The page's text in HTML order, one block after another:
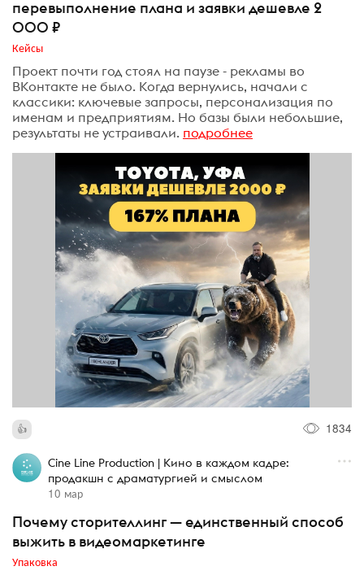
перевыполнение плана и заявки дешевле 2
000 ₽
Кейсы
Проект почти год стоял на паузе - рекламы во
ВКонтакте не было. Когда вернулись, начали с
классики: ключевые запросы, персонализация по
именам и предприятиям. Но базы были небольшие,
результаты не устраивали. подробнее
1834
Cine Line Production | Кино в каждом кадре:
продакшн с драматургией и смыслом
10 мар
Почему сторителлинг — единственный способ
выжить в видеомаркетинге
Упаковка